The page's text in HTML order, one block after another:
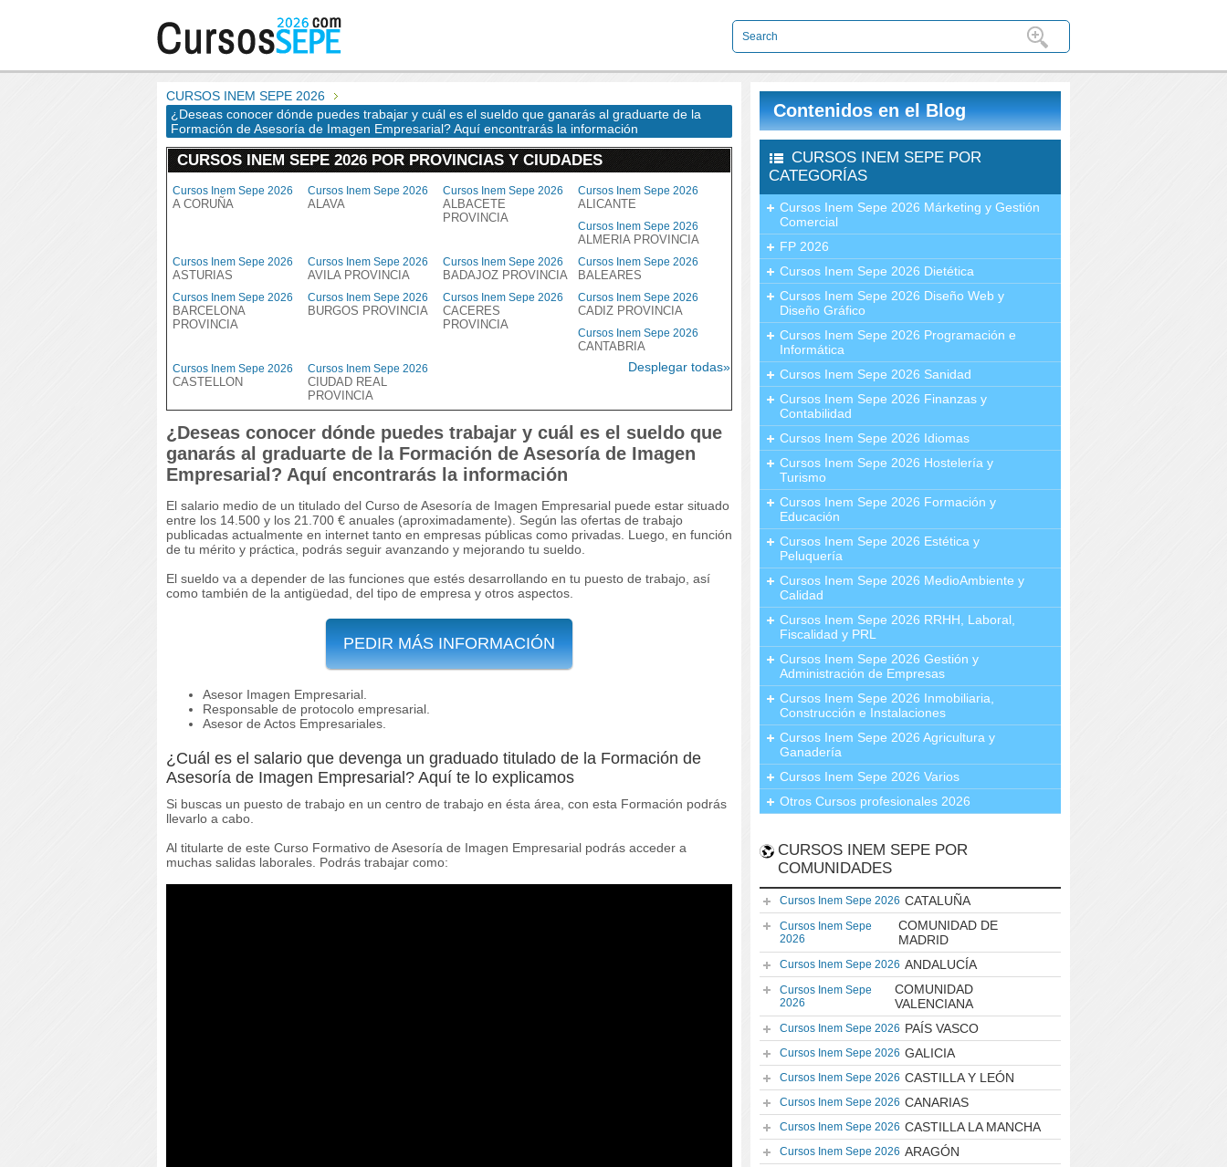
CURSOS INEM SEPE 2026
¿Deseas conocer dónde puedes trabajar y cuál es el sueldo que ganarás al graduarte de la
Formación de Asesoría de Imagen Empresarial? Aquí encontrarás la información
CURSOS INEM SEPE 2026 POR PROVINCIAS Y CIUDADES
Cursos Inem Sepe 2026
A CORUÑA
Cursos Inem Sepe 2026
ALAVA
Cursos Inem Sepe 2026
ALBACETE
PROVINCIA
Cursos Inem Sepe 2026
ALICANTE
Cursos Inem Sepe 2026
ALMERIA PROVINCIA
Cursos Inem Sepe 2026
ASTURIAS
Cursos Inem Sepe 2026
AVILA PROVINCIA
Cursos Inem Sepe 2026
BADAJOZ PROVINCIA
Cursos Inem Sepe 2026
BALEARES
Cursos Inem Sepe 2026
BARCELONA
PROVINCIA
Cursos Inem Sepe 2026
BURGOS PROVINCIA
Cursos Inem Sepe 2026
CACERES
PROVINCIA
Cursos Inem Sepe 2026
CADIZ PROVINCIA
Cursos Inem Sepe 2026
CANTABRIA
Cursos Inem Sepe 2026
CASTELLON
Cursos Inem Sepe 2026
CIUDAD REAL
PROVINCIA
Desplegar todas»
¿Deseas conocer dónde puedes trabajar y cuál es el sueldo que
ganarás al graduarte de la Formación de Asesoría de Imagen
Empresarial? Aquí encontrarás la información
El salario medio de un titulado del Curso de Asesoría de Imagen Empresarial puede estar situado
entre los 14.500 y los 21.700 € anuales (aproximadamente). Según las ofertas de trabajo
publicadas actualmente en internet tanto en empresas públicas como privadas. Luego, en función
de tu mérito y práctica, podrás seguir avanzando y mejorando tu sueldo.
El sueldo va a depender de las funciones que estés desarrollando en tu puesto de trabajo, así
como también de la antigüedad, del tipo de empresa y otros aspectos.
PEDIR MÁS INFORMACIÓN
Asesor Imagen Empresarial.
Responsable de protocolo empresarial.
Asesor de Actos Empresariales.
¿Cuál es el salario que devenga un graduado titulado de la Formación de
Asesoría de Imagen Empresarial? Aquí te lo explicamos
Si buscas un puesto de trabajo en un centro de trabajo en ésta área, con esta Formación podrás
llevarlo a cabo.
Al titularte de este Curso Formativo de Asesoría de Imagen Empresarial podrás acceder a
muchas salidas laborales. Podrás trabajar como:
Contenidos en el Blog
CURSOS INEM SEPE POR
CATEGORÍAS
Cursos Inem Sepe 2026 Márketing y Gestión
Comercial
FP 2026
Cursos Inem Sepe 2026 Dietética
Cursos Inem Sepe 2026 Diseño Web y
Diseño Gráfico
Cursos Inem Sepe 2026 Programación e
Informática
Cursos Inem Sepe 2026 Sanidad
Cursos Inem Sepe 2026 Finanzas y
Contabilidad
Cursos Inem Sepe 2026 Idiomas
Cursos Inem Sepe 2026 Hostelería y
Turismo
Cursos Inem Sepe 2026 Formación y
Educación
Cursos Inem Sepe 2026 Estética y
Peluquería
Cursos Inem Sepe 2026 MedioAmbiente y
Calidad
Cursos Inem Sepe 2026 RRHH, Laboral,
Fiscalidad y PRL
Cursos Inem Sepe 2026 Gestión y
Administración de Empresas
Cursos Inem Sepe 2026 Inmobiliaria,
Construcción e Instalaciones
Cursos Inem Sepe 2026 Agricultura y
Ganadería
Cursos Inem Sepe 2026 Varios
Otros Cursos profesionales 2026
CURSOS INEM SEPE POR
COMUNIDADES
Cursos Inem Sepe 2026 CATALUÑA
Cursos Inem Sepe
2026
COMUNIDAD DE
MADRID
Cursos Inem Sepe 2026 ANDALUCÍA
Cursos Inem Sepe
2026
COMUNIDAD
VALENCIANA
Cursos Inem Sepe 2026 PAÍS VASCO
Cursos Inem Sepe 2026 GALICIA
Cursos Inem Sepe 2026 CASTILLA Y LEÓN
Cursos Inem Sepe 2026 CANARIAS
Cursos Inem Sepe 2026 CASTILLA LA MANCHA
Cursos Inem Sepe 2026 ARAGÓN